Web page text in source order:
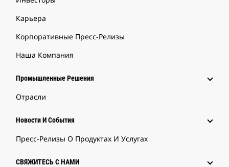
Карьера
Корпоративные Пресс-Релизы
Наша Компания
Промышленные Решения
Отрасли
Новости И События
Пресс-Релизы О Продуктах И Услугах
СВЯЖИТЕСЬ С НАМИ